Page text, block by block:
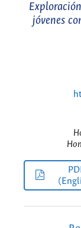
jóvenes